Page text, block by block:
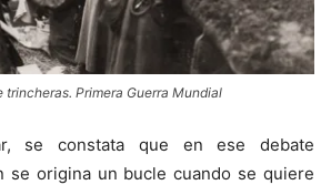
trincheras. Primera Guerra Mundial
se constata que en ese debate
se origina un bucle cuando se quiere